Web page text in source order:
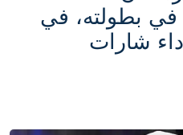
في بطولته، في
شارات